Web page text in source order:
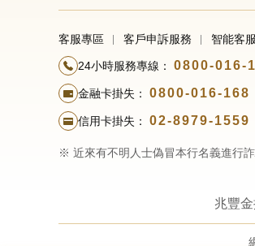
客服專區 客戶申訴服務 智能客
24小時服務專線： 0800-016-
金融卡掛失： 0800-016-168
信用卡掛失： 02-8979-1559
※ 近來有不明人士偽冒本行名義進行
兆豐